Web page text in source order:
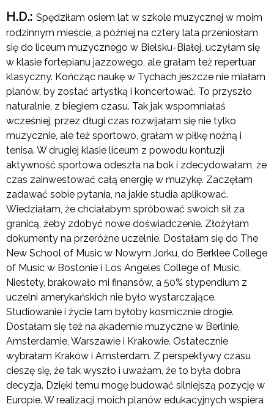
H.D.: Spędziłam osiem lat w szkole muzycznej w moim
rodzinnym mieście, a później na cztery lata przeniosłam
się do liceum muzycznego w Bielsku-Białej, uczyłam się
w klasie fortepianu jazzowego, ale grałam też repertuar
klasyczny. Kończąc naukę w Tychach jeszcze nie miałam
planów, by zostać artystką i koncertować. To przyszło
naturalnie, z biegiem czasu. Tak jak wspomniałaś
wcześniej, przez długi czas rozwijałam się nie tylko
muzycznie, ale też sportowo, grałam w piłkę nożną i
tenisa. W drugiej klasie liceum z powodu kontuzji
aktywność sportowa odeszła na bok i zdecydowałam, że
czas zainwestować całą energię w muzykę. Zaczęłam
zadawać sobie pytania, na jakie studia aplikować.
Wiedziałam, że chciałabym spróbować swoich sił za
granicą, żeby zdobyć nowe doświadczenie. Złożyłam
dokumenty na przeróżne uczelnie. Dostałam się do The
New School of Music w Nowym Jorku, do Berklee College
of Music w Bostonie i Los Angeles College of Music.
Niestety, brakowało mi finansów, a 50% stypendium z
uczelni amerykańskich nie było wystarczające.
Studiowanie i życie tam byłoby kosmicznie drogie.
Dostałam się też na akademie muzyczne w Berlinie,
Amsterdamie, Warszawie i Krakowie. Ostatecznie
wybrałam Kraków i Amsterdam. Z perspektywy czasu
cieszę się, że tak wyszło i uważam, że to była dobra
decyzja. Dzięki temu mogę budować silniejszą pozycję w
Europie. W realizacji moich planów edukacyjnych wspiera